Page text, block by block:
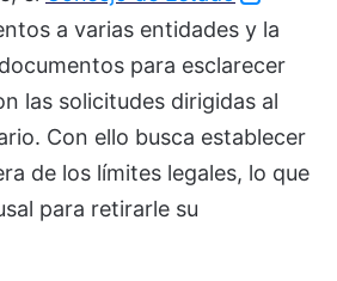
a varias entidades y la
para esclarecer
las solicitudes dirigidas al
Con ello busca establecer
de los límites legales, lo que
para retirarle su